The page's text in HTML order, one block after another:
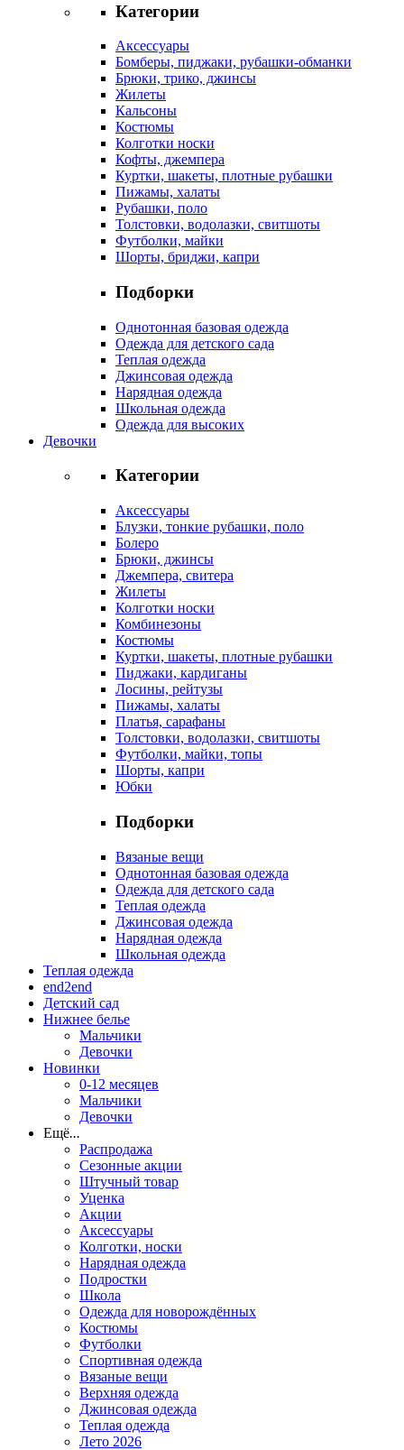
Категории
Аксессуары
Бомберы, пиджаки, рубашки-обманки
Брюки, трико, джинсы
Жилеты
Кальсоны
Костюмы
Колготки носки
Кофты, джемпера
Куртки, шакеты, плотные рубашки
Пижамы, халаты
Рубашки, поло
Толстовки, водолазки, свитшоты
Футболки, майки
Шорты, бриджи, капри
Подборки
Однотонная базовая одежда
Одежда для детского сада
Теплая одежда
Джинсовая одежда
Нарядная одежда
Школьная одежда
Одежда для высоких
Девочки
Категории
Аксессуары
Блузки, тонкие рубашки, поло
Болеро
Брюки, джинсы
Джемпера, свитера
Жилеты
Колготки носки
Комбинезоны
Костюмы
Куртки, шакеты, плотные рубашки
Пиджаки, кардиганы
Лосины, рейтузы
Пижамы, халаты
Платья, сарафаны
Толстовки, водолазки, свитшоты
Футболки, майки, топы
Шорты, капри
Юбки
Подборки
Вязаные вещи
Однотонная базовая одежда
Одежда для детского сада
Теплая одежда
Джинсовая одежда
Нарядная одежда
Школьная одежда
Теплая одежда
end2end
Детский сад
Нижнее белье
Мальчики
Девочки
Новинки
0-12 месяцев
Мальчики
Девочки
Ещё...
Распродажа
Сезонные акции
Штучный товар
Уценка
Акции
Аксессуары
Колготки, носки
Нарядная одежда
Подростки
Школа
Одежда для новорождённых
Костюмы
Футболки
Спортивная одежда
Вязаные вещи
Верхняя одежда
Джинсовая одежда
Теплая одежда
Лето 2026